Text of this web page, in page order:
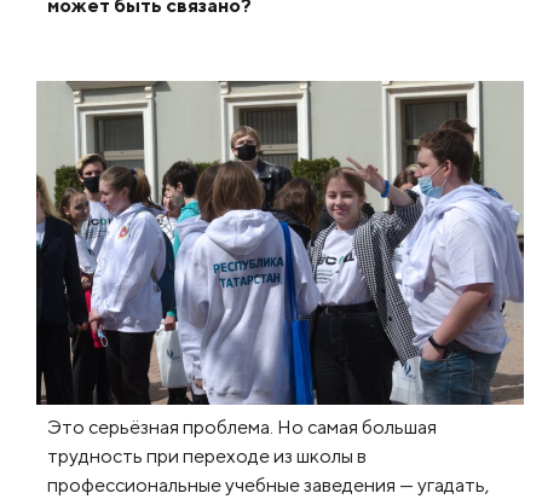
может быть связано?
Это серьёзная проблема. Но самая большая
трудность при переходе из школы в
профессиональные учебные заведения — угадать,